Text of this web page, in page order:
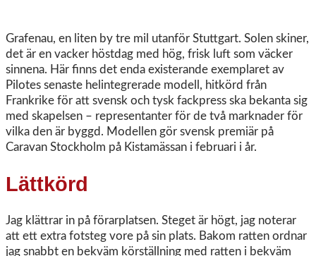
Grafenau, en liten by tre mil utanför Stuttgart. Solen skiner,
det är en vacker höstdag med hög, frisk luft som väcker
sinnena. Här finns det enda existerande exemplaret av
Pilotes senaste helintegrerade modell, hitkörd från
Frankrike för att svensk och tysk fackpress ska bekanta sig
med skapelsen – representanter för de två marknader för
vilka den är byggd. Modellen gör svensk premiär på
Caravan Stockholm på Kistamässan i februari i år.
Lättkörd
Jag klättrar in på förarplatsen. Steget är högt, jag noterar
att ett extra fotsteg vore på sin plats. Bakom ratten ordnar
jag snabbt en bekväm körställning med ratten i bekväm